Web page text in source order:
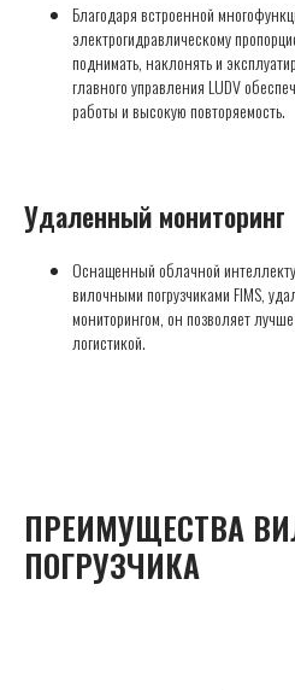
Благодаря встроенной
электрогидравлическому
поднимать, наклонять и
главного управления LUDV
работы и высокую повторяемость.
Удаленный мониторинг
Оснащенный облачной
вилочными погрузчиками FIMS,
мониторингом, он позволяет
логистикой.
ПРЕИМУЩЕСТВА
ПОГРУЗЧИКА